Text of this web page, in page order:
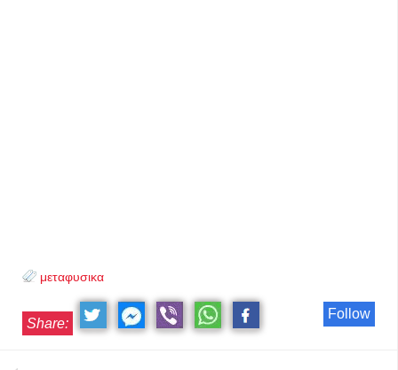
μεταφυσικα
Follow
Share: